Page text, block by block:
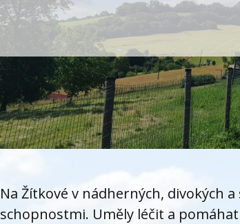
Na Žítkové v nádherných, divokých
schopnostmi. Uměly léčit a